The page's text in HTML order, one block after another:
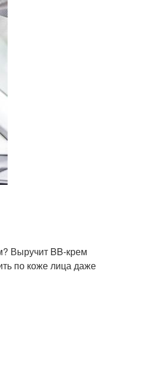
Выручит BB-крем
по коже лица даже